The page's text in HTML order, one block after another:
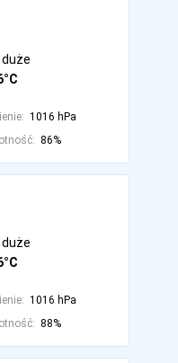
1016 hPa
86%
1016 hPa
88%